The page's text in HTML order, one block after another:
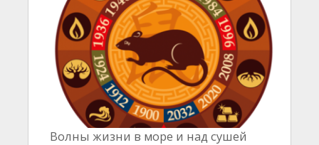
Волны жизни в море и над сушей